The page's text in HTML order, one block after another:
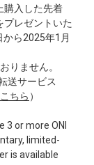
購入した先着
プレゼントいた
ら2025年1月
りません。
送サービス
こちら ）
or more ONI
limited-
is available